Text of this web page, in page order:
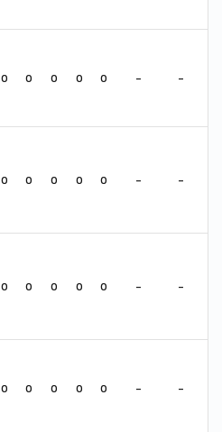
0 0 0 0 0 - -
0 0 0 0 0 - -
0 0 0 0 0 - -
0 0 0 0 0 - -